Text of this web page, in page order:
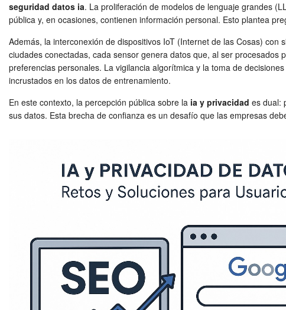
seguridad datos ia. La proliferación de modelos de lenguaje grandes
pública y, en ocasiones, contienen información personal. Esto plantea
Además, la interconexión de dispositivos IoT (Internet de las Cosas)
ciudades conectadas, cada sensor genera datos que, al ser
preferencias personales. La vigilancia algorítmica y la toma de
incrustados en los datos de entrenamiento.
En este contexto, la percepción pública sobre la ia y privacidad es dual:
sus datos. Esta brecha de confianza es un desafío que las empresas